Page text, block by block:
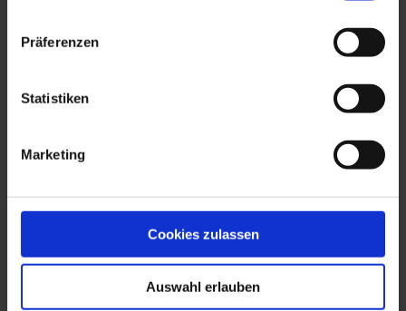
Präferenzen
Statistiken
Marketing
Cookies zulassen
Auswahl erlauben